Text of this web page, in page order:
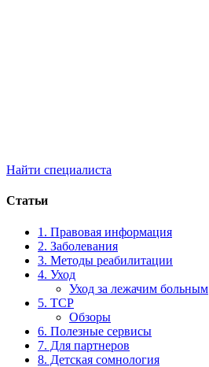
Найти специалиста
Статьи
1. Правовая информация
2. Заболевания
3. Методы реабилитации
4. Уход
Уход за лежачим больным
5. ТСР
Обзоры
6. Полезные сервисы
7. Для партнеров
8. Детская сомнология